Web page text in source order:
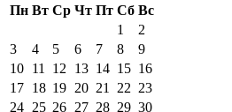
Пн Вт Ср Чт Пт Сб Вс
1
2
3
4 5 6 7 8
9
10 11 12 13 14 15 16
17 18 19 20 21 22 23
24 25 26 27 28 29 30